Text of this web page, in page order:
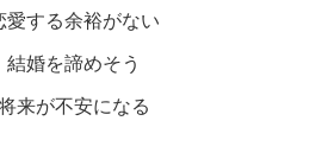
愛する余裕がない
結婚を諦めそう
来が不安になる